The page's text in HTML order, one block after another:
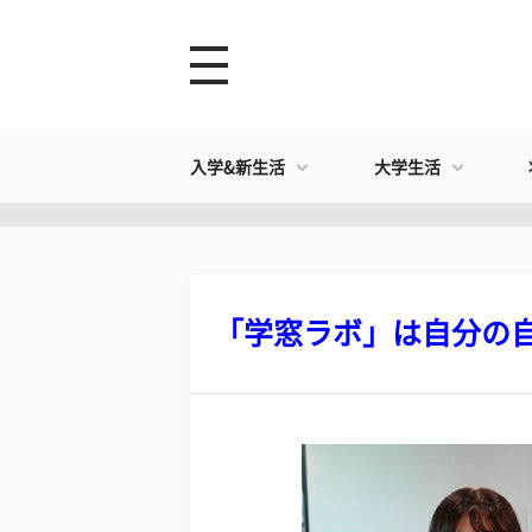
入学&新生活 大学生活
「学窓ラボ」は自分の